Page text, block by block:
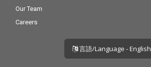
Our Team
Careers
言語/Language - English